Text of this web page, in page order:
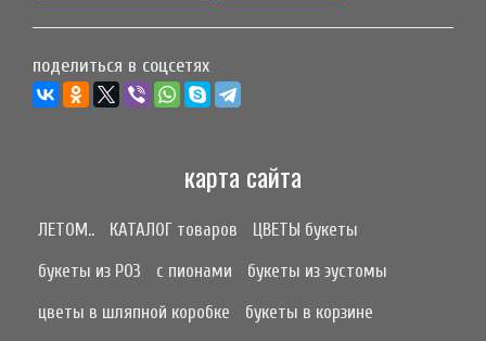
поделиться в соцсетях
карта сайта
ЛЕТОМ.. КАТАЛОГ товаров
ЦВЕТЫ букеты
букеты из РОЗ
с пионами
букеты из эустомы
цветы в шляпной коробке
букеты в корзине